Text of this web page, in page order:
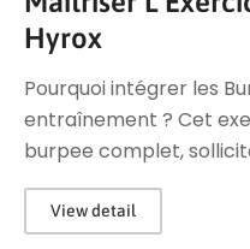
Hyrox
Pourquoi intégrer les
entraînement ? Cet
burpee complet,
View detail